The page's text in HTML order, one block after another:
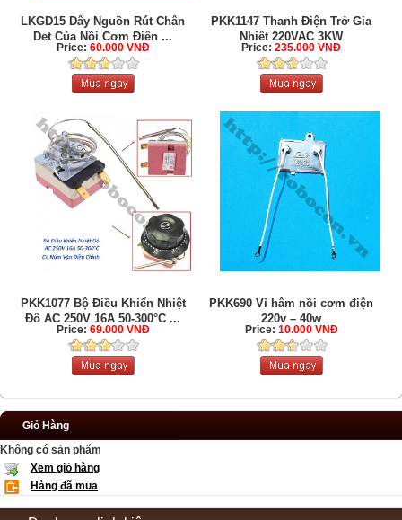
LKGD15 Dây Nguồn Rút Chân
Dẹt Của Nồi Cơm Điện ...
Price: 60.000 VNĐ
PKK1147 Thanh Điện Trở Gia
Nhiệt 220VAC 3KW
Price:235.000 VNĐ
PKK1077 Bộ Điều Khiển Nhiệt
Độ AC 250V 16A 50-300°C ...
Price: 69.000 VNĐ
PKK690 Vỉ hâm nồi cơm điện
220v – 40w
Price: 10.000 VNĐ
Giỏ Hàng
Không có sản phẩm
Xem giỏ hàng
Hàng đã mua